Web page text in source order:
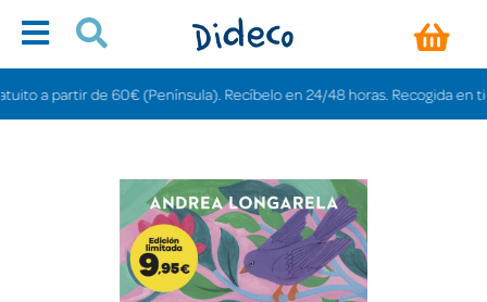
a partir de 60€ (Península). Recíbelo en 24/48 horas. Recogida en